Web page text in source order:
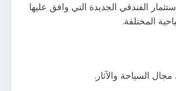
الفندقي الجديدة التي وافق عليها
المختلفة.
السياحة والآثار.